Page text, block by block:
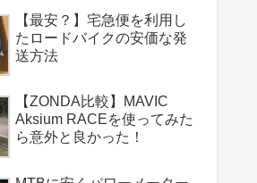
【最安？】宅急便を利用し
たロードバイクの安価な発
送方法
【ZONDA比較】MAVIC
Aksium RACEを使ってみた
ら意外と良かった！